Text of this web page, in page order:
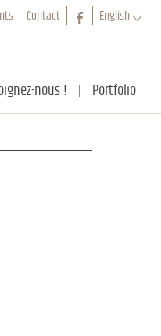
nous ! Portfolio
Contact Facebook
English